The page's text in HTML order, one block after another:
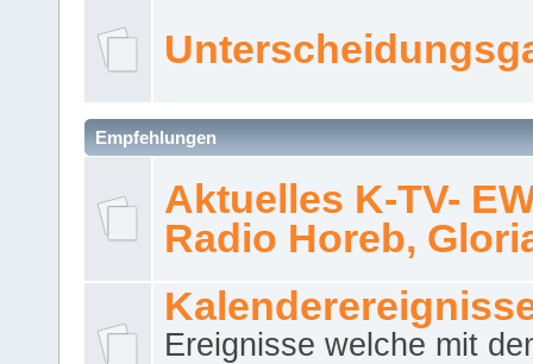
Empfehlungen
Aktuelles K-TV-
Radio Horeb,
Ereignisse welche mit